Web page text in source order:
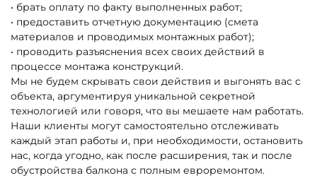
• брать оплату по факту выполненных работ;
• предоставить отчетную документацию (смета
материалов и проводимых монтажных работ);
• проводить разъяснения всех своих действий в
процессе монтажа конструкций.
Мы не будем скрывать свои действия и выгонять вас с
объекта, аргументируя уникальной секретной
технологией или говоря, что вы мешаете нам работать.
Наши клиенты могут самостоятельно отслеживать
каждый этап работы и, при необходимости, остановить
нас, когда угодно, как после расширения, так и после
обустройства балкона с полным евроремонтом.